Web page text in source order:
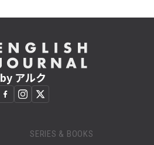
by アルク
SERIES & BOOKS